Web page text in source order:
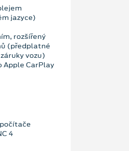
jazyce)
rozšířený
(předplatné
vozu)
Apple CarPlay
4